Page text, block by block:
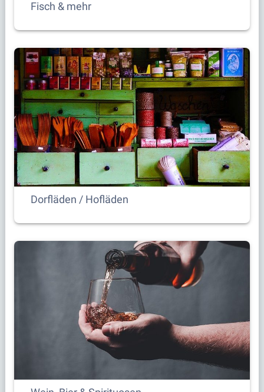
Fisch & mehr
Dorfläden / Hofläden